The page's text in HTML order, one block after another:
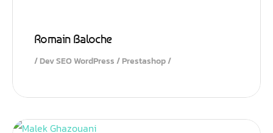
Romain Baloche
Dev SEO WordPress / Prestashop